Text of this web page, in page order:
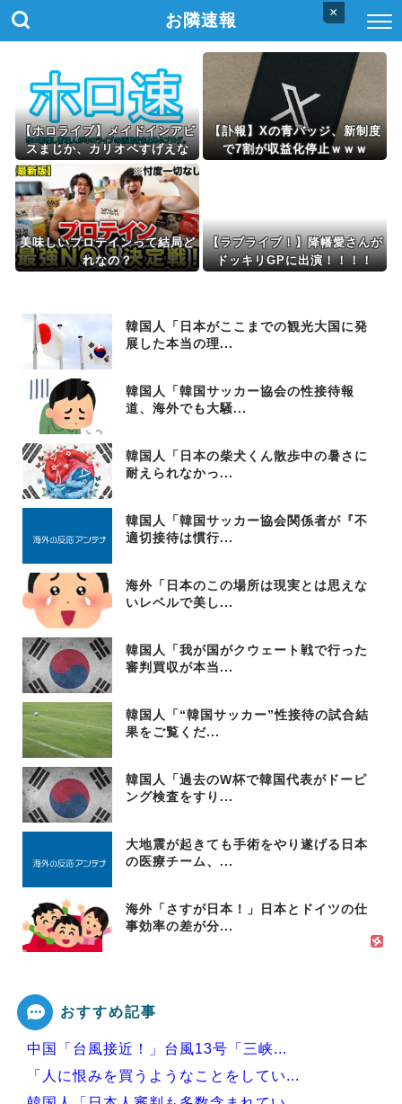
×
お隣速報
【ホロライブ】メイドインアビ
スまじか、カリオペすげえな
【訃報】Xの青バッジ、新制度
で7割が収益化停止ｗｗｗ
美味しいプロテインって結局ど
れなの？
【ラブライブ！】降幡愛さんが
ドッキリGPに出演！！！！
韓国人「日本がここまでの観光大国に発
展した本当の理...
韓国人「韓国サッカー協会の性接待報
道、海外でも大騒...
韓国人「日本の柴犬くん散歩中の暑さに
耐えられなかっ...
韓国人「韓国サッカー協会関係者が『不
適切接待は慣行...
海外「日本のこの場所は現実とは思えな
いレベルで美し...
韓国人「我が国がクウェート戦で行った
審判買収が本当...
韓国人「“韓国サッカー”性接待の試合結
果をご覧くだ...
韓国人「過去のW杯で韓国代表がドーピ
ング検査をすり...
大地震が起きても手術をやり遂げる日本
の医療チーム、...
海外「さすが日本！」日本とドイツの仕
事効率の差が分...
おすすめ記事
中国「台風接近！」台風13号「三峡...
「人に恨みを買うようなことをしてい...